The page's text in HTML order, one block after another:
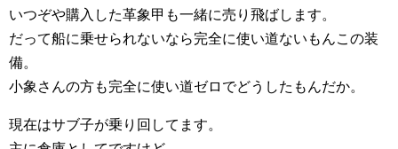
いつぞや購入した革象甲も一緒に売り飛ばします。
だって船に乗せられないなら完全に使い道ないもんこの装
備。
小象さんの方も完全に使い道ゼロでどうしたもんだか。
現在はサブ子が乗り回してます。